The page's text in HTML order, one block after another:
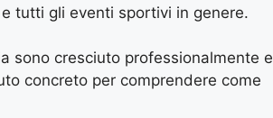
tutti gli eventi sportivi in genere.
sono cresciuto professionalmente e
concreto per comprendere come